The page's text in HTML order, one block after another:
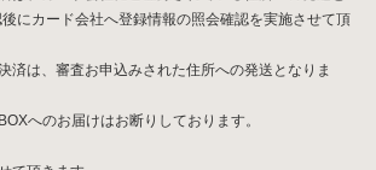
にカード会社へ登録情報の照会確認を実施させて頂
済は、審査お申込みされた住所への発送となりま
へのお届けはお断りしております。